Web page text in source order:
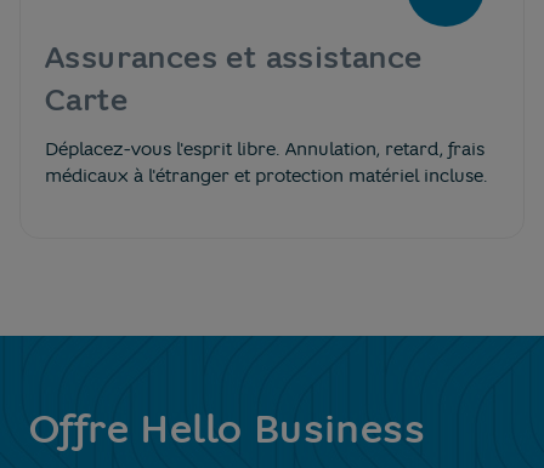
Assurances et assistance
Carte
Déplacez-vous l'esprit libre. Annulation, retard, frais
médicaux à l'étranger et protection matériel incluse.
Offre Hello Business